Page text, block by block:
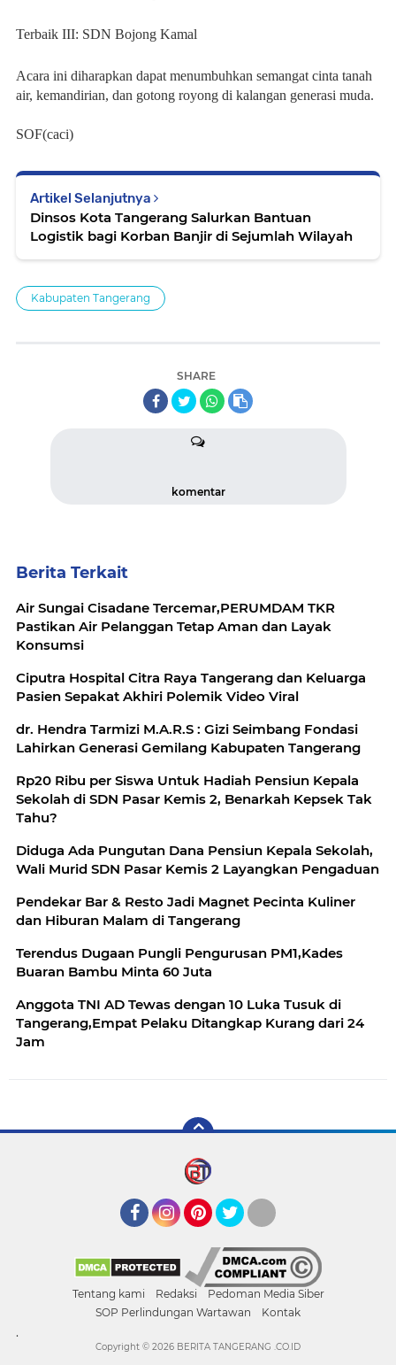
Terbaik III: SDN Bojong Kamal
Acara ini diharapkan dapat menumbuhkan semangat cinta tanah
air, kemandirian, dan gotong royong di kalangan generasi muda.
SOF(caci)
Artikel Selanjutnya
Dinsos Kota Tangerang Salurkan Bantuan
Logistik bagi Korban Banjir di Sejumlah Wilayah
Kabupaten Tangerang
SHARE
komentar
Berita Terkait
Air Sungai Cisadane Tercemar,PERUMDAM TKR
Pastikan Air Pelanggan Tetap Aman dan Layak
Konsumsi
Ciputra Hospital Citra Raya Tangerang dan Keluarga
Pasien Sepakat Akhiri Polemik Video Viral
dr. Hendra Tarmizi M.A.R.S : Gizi Seimbang Fondasi
Lahirkan Generasi Gemilang Kabupaten Tangerang
Rp20 Ribu per Siswa Untuk Hadiah Pensiun Kepala
Sekolah di SDN Pasar Kemis 2, Benarkah Kepsek Tak
Tahu?
Diduga Ada Pungutan Dana Pensiun Kepala Sekolah,
Wali Murid SDN Pasar Kemis 2 Layangkan Pengaduan
Pendekar Bar & Resto Jadi Magnet Pecinta Kuliner
dan Hiburan Malam di Tangerang
Terendus Dugaan Pungli Pengurusan PM1,Kades
Buaran Bambu Minta 60 Juta
Anggota TNI AD Tewas dengan 10 Luka Tusuk di
Tangerang,Empat Pelaku Ditangkap Kurang dari 24
Jam
Tentang kami Redaksi
Pedoman Media Siber
SOP Perlindungan Wartawan
Kontak
.
Copyright © 2026 BERITA TANGERANG .CO.ID